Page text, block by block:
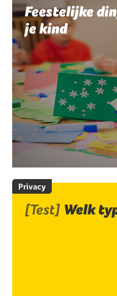
Feestelijke
je kind
Privacy
[Test] Welk